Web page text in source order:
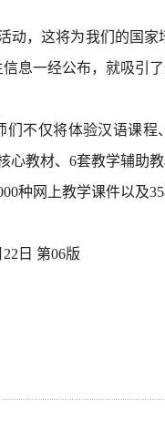
动，这将为我们的国
息一经公布，就吸引
们不仅将体验汉语课
心教材、6套教学辅助
种网上教学课件以及
22日 第06版